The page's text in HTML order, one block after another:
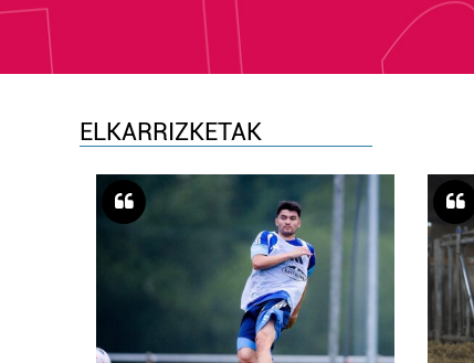
ELKARRIZKETAK